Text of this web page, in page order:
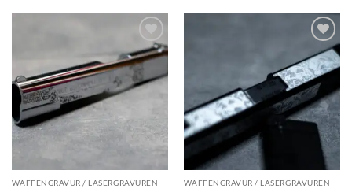
Add to
wishlist
WAFFENGRAVUR / LASERGRAVUREN
Add to
wishlist
WAFFENGRAVUR / LASERGRAVUREN